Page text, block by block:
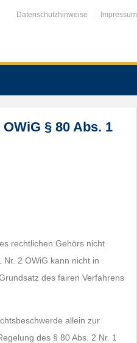
Datenschutzhinweise Impressum
§ 80 Abs. 1
rechtlichen Gehörs nicht
2 OWiG kann nicht in
des fairen Verfahrens
allein zur
des § 80 Abs. 2 Nr. 1